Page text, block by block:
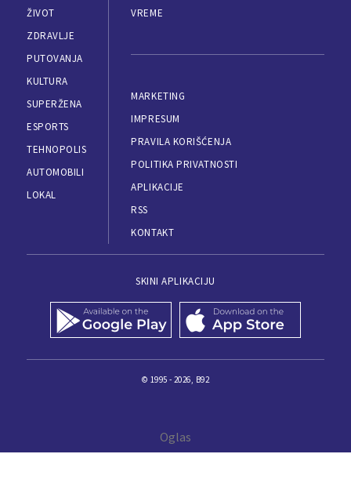
ŽIVOT
ZDRAVLJE
PUTOVANJA
KULTURA
SUPERŽENA
ESPORTS
TEHNOPOLIS
AUTOMOBILI
LOKAL
VREME
MARKETING
IMPRESUM
PRAVILA KORIŠĆENJA
POLITIKA PRIVATNOSTI
APLIKACIJE
RSS
KONTAKT
SKINI APLIKACIJU
© 1995 - 2026, B92